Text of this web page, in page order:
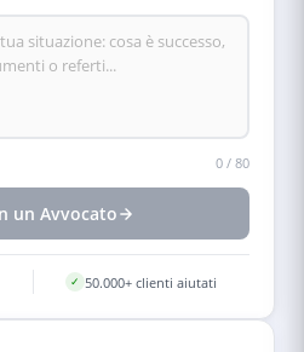
0 / 80
un Avvocato
✓ 50.000+ clienti aiutati